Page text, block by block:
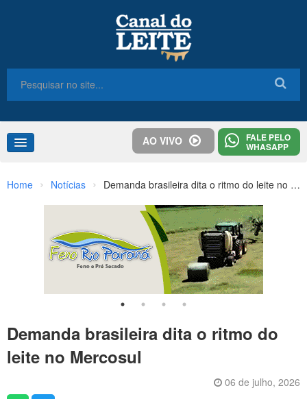
FALE PELO
WHASAPP
AO VIVO
Notícias
Vídeos
Podcasts
Institucional
Home › Notícias › Demanda brasileira dita o ritmo do leite no Mercosul
Demanda brasileira dita o ritmo do
leite no Mercosul
06 de julho, 2026